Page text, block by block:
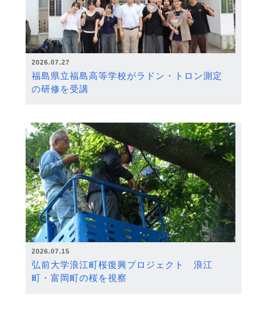
2026.07.27
福島県立福島高等学校がラドン・トロン測定
の研修を受講
2026.07.15
弘前大学浪江町桜復興プロジェクト 浪江
町・富岡町の桜を視察